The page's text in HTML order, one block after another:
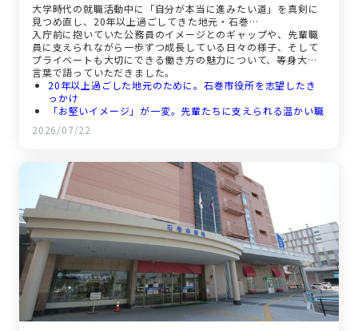
大学時代の就職活動中に「自分が本当に進みたい道」を真剣に
見つめ直し、20年以上過ごしてきた地元・石巻…
入庁前に抱いていた公務員のイメージとのギャップや、先輩職
員に支えられながら一歩ずつ成長している日々の様子、そして
プライベートも大切にできる働き方の魅力について、等身大の
言葉で語っていただきました。
20年以上過ごした地元のために。石巻市役所を志望したき
っかけ
「お堅いイメージ」が一変。先輩たちに支えられる温かい職
場環境
日々勉強の毎日。専門知識を活かして市民に寄り添う仕事内
1日のタイムスケジュールと、オンオフを切り替えるワーク
ライフバランス
未来の仲間へ。石巻市役所で一緒に働く楽しさとメッセージ
2026/07/22